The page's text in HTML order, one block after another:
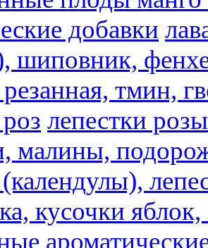
добавки
шиповник,
тмин,
лепестки розы
малины,
кусочки